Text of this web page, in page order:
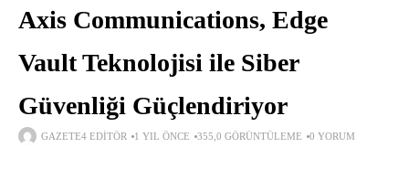
Axis Communications, Edge
Vault Teknolojisi ile Siber
Güvenliği Güçlendiriyor
GAZETE4 EDITÖR 1 YIL ÖNCE 355,0 GÖRÜNTÜLEME 0 YORUM